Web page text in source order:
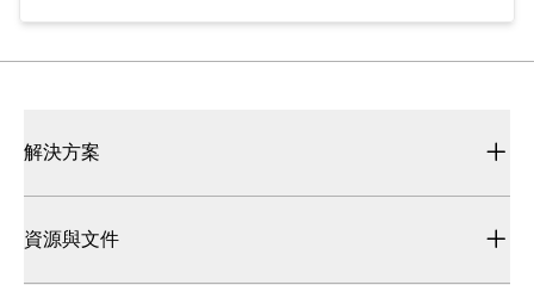
解決方案
資源與文件